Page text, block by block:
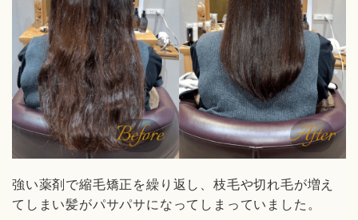
強い薬剤で縮毛矯正を繰り返し、枝毛や切れ毛が増え
てしまい髪がパサパサになってしまっていました。